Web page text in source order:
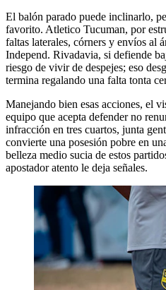
El balón parado puede inclinarlo,
favorito. Atletico Tucuman, por
faltas laterales, córners y envíos al
Independ. Rivadavia, si defiende
riesgo de vivir de despejes; eso
termina regalando una falta tonta
Manejando bien esas acciones, el
equipo que acepta defender no
infracción en tres cuartos, junta
convierte una posesión pobre en
belleza medio sucia de estos
apostador atento le deja señales.